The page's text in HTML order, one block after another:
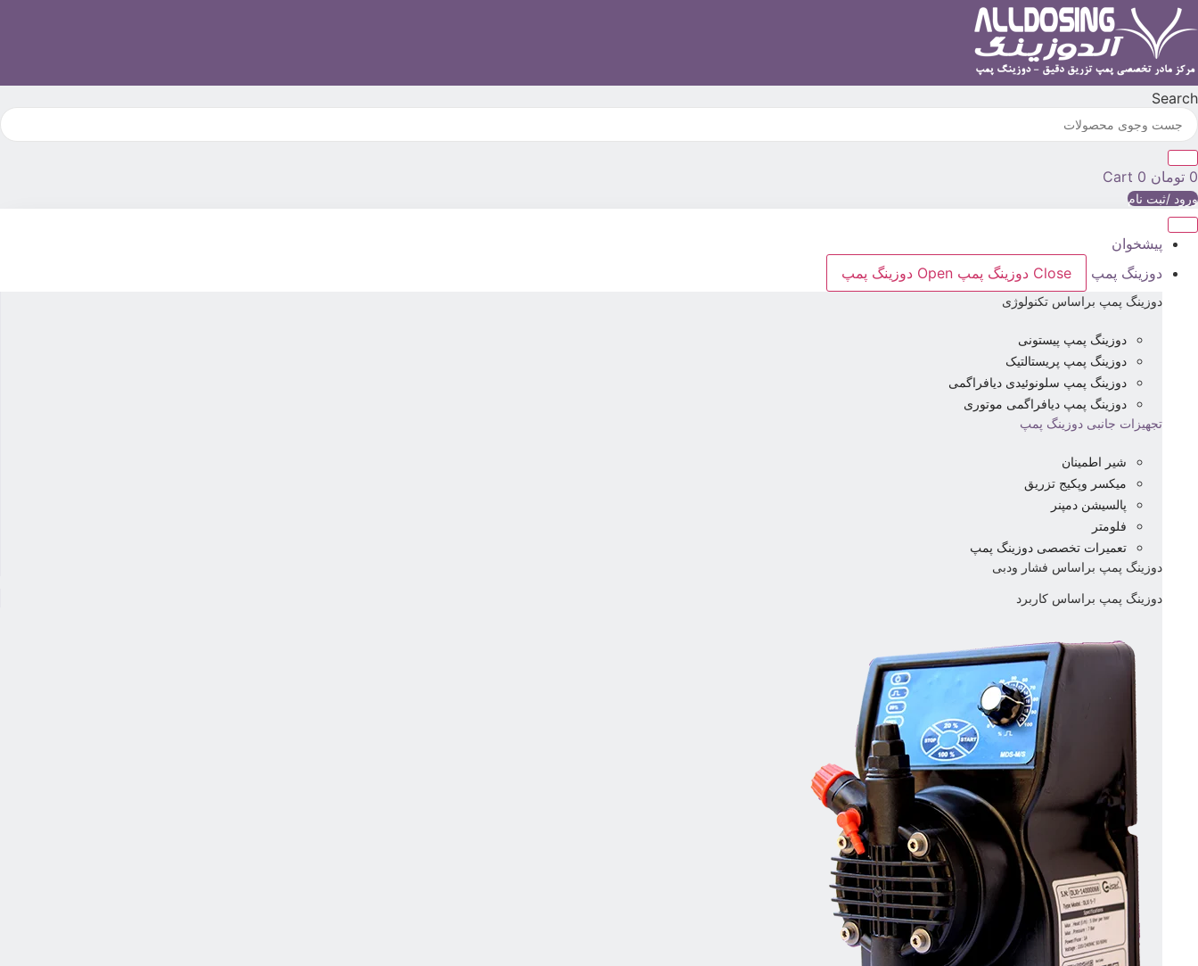
پرش
به
Search
0 تومان 0
Cart
ورود /ثبت نام
پیشخوان
دوزینگ پمپ
Close دوزینگ پمپ Open دوزینگ پمپ
دوزینگ پمپ براساس تکنولوژی
دوزینگ پمپ پیستونی
دوزینگ پمپ پریستالتیک
دوزینگ پمپ سلونوئیدی دیافراگمی
دوزینگ پمپ دیافراگمی موتوری
تجهیزات جانبی دوزینگ پمپ
شیر اطمینان
میکسر وپکیج تزریق
پالسیشن دمپنر
فلومتر
تعمیرات تخصصی دوزینگ پمپ
دوزینگ پمپ براساس فشار ودبی
دوزینگ پمپ براساس کاربرد